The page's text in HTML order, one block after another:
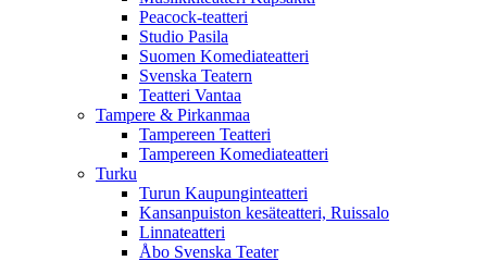
Peacock-teatteri
Studio Pasila
Suomen Komediateatteri
Svenska Teatern
Teatteri Vantaa
Tampere & Pirkanmaa
Tampereen Teatteri
Tampereen Komediateatteri
Turku
Turun Kaupunginteatteri
Kansanpuiston kesäteatteri, Ruissalo
Linnateatteri
Åbo Svenska Teater